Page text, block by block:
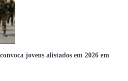
jovens alistados em 2026 em